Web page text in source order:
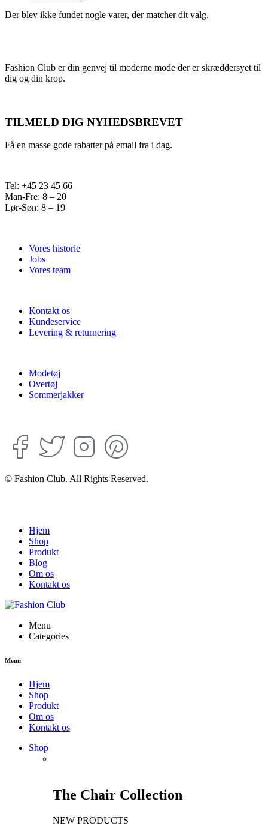
Der blev ikke fundet nogle varer, der matcher dit valg.
Fashion Club er din genvej til moderne mode der er skræddersyet til
dig og din krop.
TILMELD DIG NYHEDSBREVET
Få en masse gode rabatter på email fra i dag.
Tel: +45 23 45 66
Man-Fre: 8 – 20
Lør-Søn: 8 – 19
Vores historie
Jobs
Vores team
Kontakt os
Kundeservice
Levering & returnering
Modetøj
Overtøj
Sommerjakker
© Fashion Club. All Rights Reserved.
Hjem
Shop
Produkt
Blog
Om os
Kontakt os
Menu
Categories
Menu
Hjem
Shop
Produkt
Om os
Kontakt os
Shop
The Chair Collection
NEW PRODUCTS